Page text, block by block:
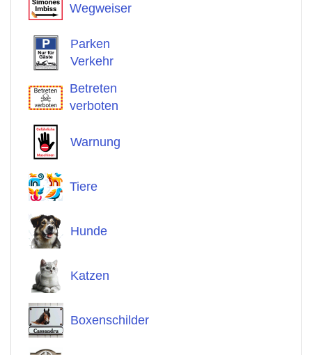
Wegweiser
Parken
Verkehr
Betreten
verboten
Warnung
Tiere
Hunde
Katzen
Boxenschilder